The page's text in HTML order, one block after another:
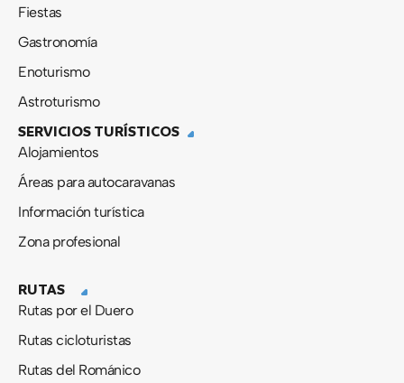
Fiestas
Gastronomía
Enoturismo
Astroturismo
SERVICIOS TURÍSTICOS
Alojamientos
Áreas para autocaravanas
Información turística
Zona profesional
RUTAS
Rutas por el Duero
Rutas cicloturistas
Rutas del Románico